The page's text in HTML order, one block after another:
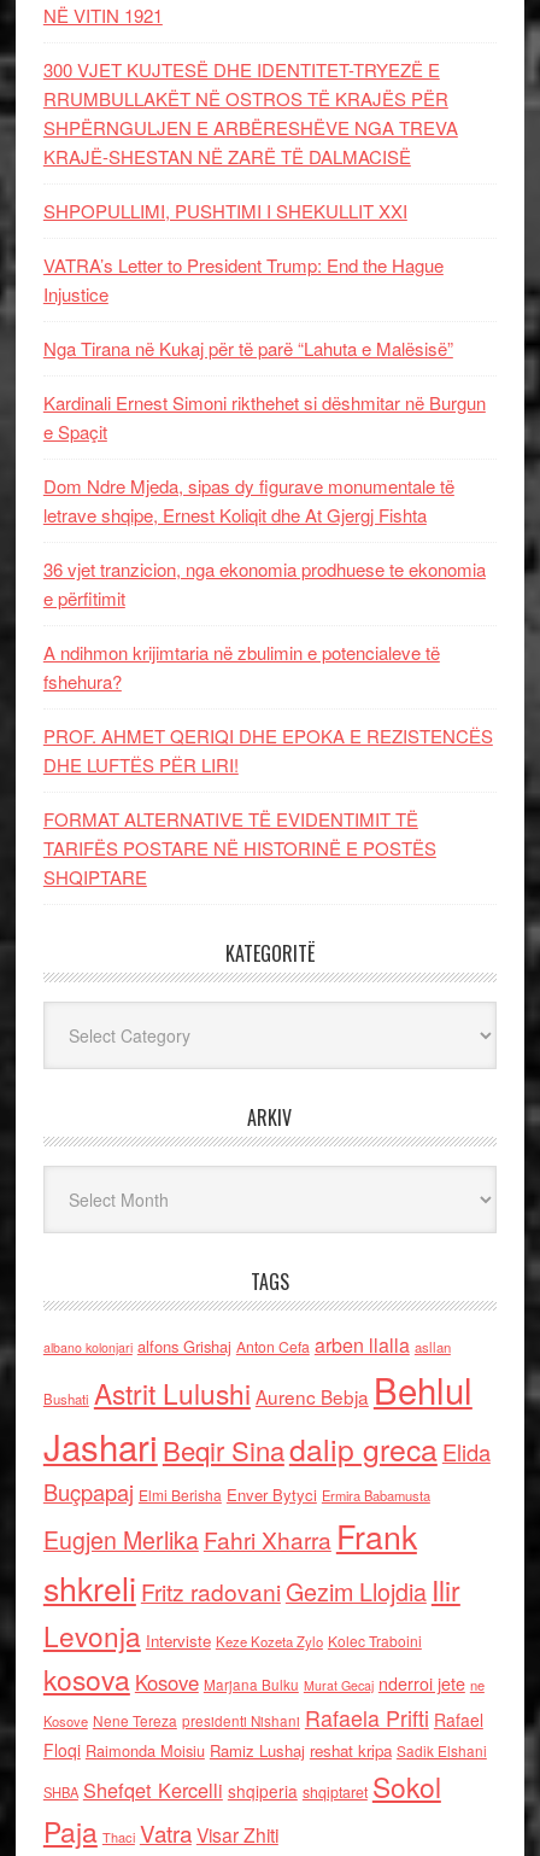
NË VITIN 1921
300 VJET KUJTESË DHE IDENTITET-TRYEZË E
RRUMBULLAKËT NË OSTROS TË KRAJËS PËR
SHPËRNGULJEN E ARBËRESHËVE NGA TREVA
KRAJË-SHESTAN NË ZARË TË DALMACISË
SHPOPULLIMI, PUSHTIMI I SHEKULLIT XXI
VATRA’s Letter to President Trump: End the Hague
Injustice
Nga Tirana në Kukaj për të parë “Lahuta e Malësisë”
Kardinali Ernest Simoni rikthehet si dëshmitar në Burgun
e Spaçit
Dom Ndre Mjeda, sipas dy figurave monumentale të
letrave shqipe, Ernest Koliqit dhe At Gjergj Fishta
36 vjet tranzicion, nga ekonomia prodhuese te ekonomia
e përfitimit
A ndihmon krijimtaria në zbulimin e potencialeve të
fshehura?
PROF. AHMET QERIQI DHE EPOKA E REZISTENCЁS
DHE LUFTЁS PЁR LIRI!
FORMAT ALTERNATIVE TË EVIDENTIMIT TË
TARIFËS POSTARE NË HISTORINË E POSTËS
SHQIPTARE
KATEGORITË
ARKIV
TAGS
albano kolonjari alfons Grishaj Anton Cefa arben llalla asllan
Bushati Astrit Lulushi Aurenc Bebja Behlul
Jashari Beqir Sinadalip grecaElida
Buçpapaj Elmi Berisha Enver Bytyci Ermira Babamusta
Eugjen MerlikaFahri Xharra Frank
shkreli Fritz radovaniGezim Llojdia Ilir
Levonja Interviste Keze Kozeta Zylo Kolec Traboini
kosova Kosove Marjana Bulku Murat Gecaj nderroi jete ne
Kosove Nene Tereza presidenti Nishani Rafaela Prifti Rafael
Floqi Raimonda Moisiu Ramiz Lushaj reshat kripa Sadik Elshani
SHBA Shefqet Kercelli shqiperia shqiptaret Sokol
Paja Thaci VatraVisar Zhiti